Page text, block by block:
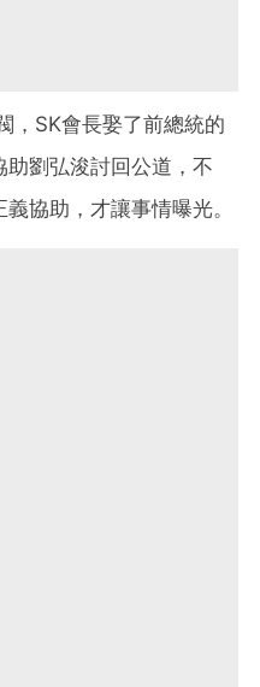
，SK會長娶了前總統的
劉弘浚討回公道，不
協助，才讓事情曝光。